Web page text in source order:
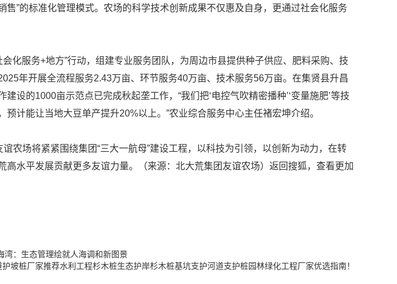
售”的标准化管理模式。农场的科学技术创新成果不仅惠及自身，更通过社会化服务
服务+地方”行动，组建专业服务团队，为周边市县提供种子供应、肥料采购、技
年开展全流程服务2.43万亩、环节服务40万亩、技术服务56万亩。在集贤县升昌
设的1000亩示范点已完成秋起垄工作，“我们把‘电控气吹精密播种’‘变量施肥’等技
计能让当地大豆单产提升20%以上。”农业综合服务中心主任褚宏坤介绍。
农场将紧紧围绕集团“三大一航母”建设工程，以科技为引领，以创新为动力，在转
高水平发展贡献更多友谊力量。（来源：北大荒集团友谊农场）返回搜狐，查看更加
湾：生态管理绘就人海调和新图景
坡桩厂家推荐水利工程杉木桩生态护岸杉木桩基坑支护河道支护桩园林绿化工程厂家优选指南！